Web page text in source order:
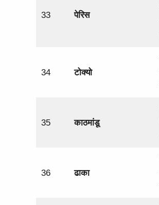
33 पेरिस
34 टोक्यो
35 काठमांडू
36 ढाका